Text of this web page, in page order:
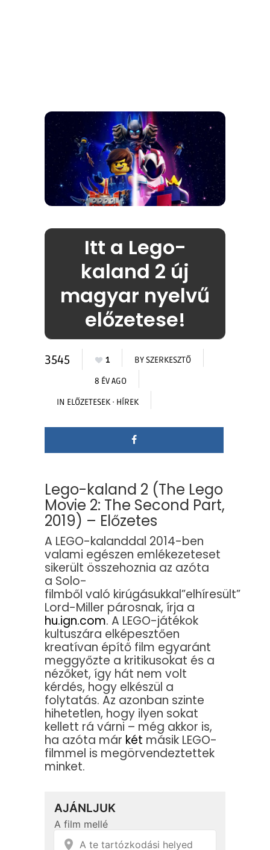
Itt a Lego-
kaland 2 új
magyar nyelvű
előzetese!
3545 1 BYSZERKESZTŐ
8 ÉV AGO
IN ELŐZETESEK · HÍREK
Lego-kaland 2 (The Lego
Movie 2: The Second Part,
2019) – Előzetes
A LEGO-kalanddal 2014-ben
valami egészen emlékezeteset
sikerült összehoznia az azóta
a Solo-
filmből való kirúgásukkal”elhíresült”
Lord-Miller párosnak, írja a
hu.ign.com. A LEGO-játékok
kultuszára elképesztően
kreatívan építő film egyaránt
meggyőzte a kritikusokat és a
nézőket, így hát nem volt
kérdés, hogy elkészül a
folytatás. Az azonban szinte
hihetetlen, hogy ilyen sokat
kellett rá várni – még akkor is,
ha azóta már két másik LEGO-
filmmel is megörvendeztettek
minket.